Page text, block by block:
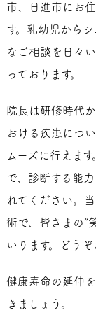
市、日進市にお
す。乳幼児から
なご相談を日々
っております。
院長は研修時代
おける疾患につ
ムーズに行えま
で、診断する能
れてください。
術で、皆さまの“
いります。どう
健康寿命の延伸
きましょう。